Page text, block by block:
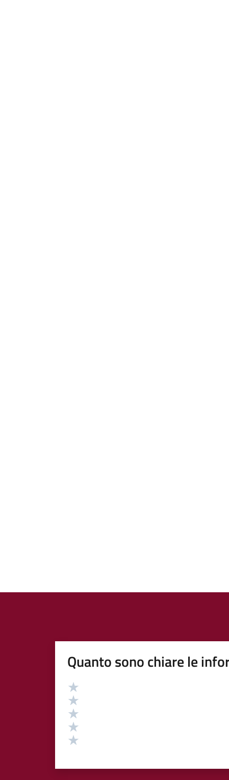
Quanto sono chiare le
Valutazione